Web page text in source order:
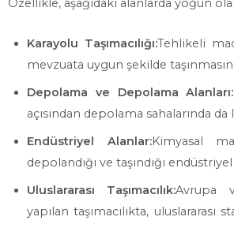
Özellikle, aşağıdaki alanlarda yoğun
Karayolu Taşımacılığı:Tehlikeli
mevzuata uygun şekilde
Depolama ve Depolama Alanları:
açısından depolama sahalarında
Endüstriyel Alanlar:Kimyasal
depolandığı ve taşındığı
Uluslararası Taşımacılık:Avrupa
yapılan taşımacılıkta, uluslararası